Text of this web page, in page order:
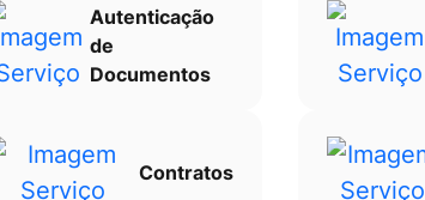
Autenticação
de
Documentos
Contratos